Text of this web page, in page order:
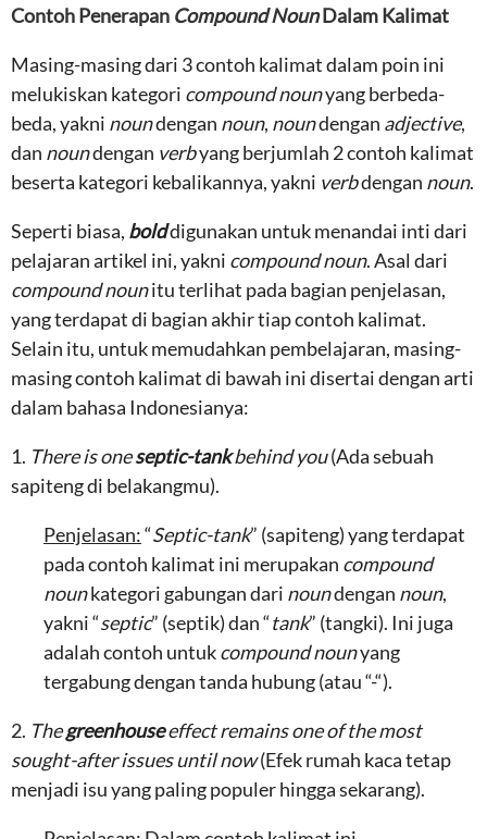
Contoh Penerapan Compound NounDalam Kalimat
Masing-masing dari 3 contoh kalimat dalam poin ini
melukiskan kategori compound nounyang berbeda-
beda, yakni noundengan noun, noundengan adjective,
dan noundengan verbyang berjumlah 2 contoh kalimat
beserta kategori kebalikannya, yakni verbdengan noun.
Seperti biasa, bolddigunakan untuk menandai inti dari
pelajaran artikel ini, yakni compound noun. Asal dari
compound nounitu terlihat pada bagian penjelasan,
yang terdapat di bagian akhir tiap contoh kalimat.
Selain itu, untuk memudahkan pembelajaran, masing-
masing contoh kalimat di bawah ini disertai dengan arti
dalam bahasa Indonesianya:
1. There is oneseptic-tankbehind you(Ada sebuah
sapiteng di belakangmu).
Penjelasan:“Septic-tank” (sapiteng) yang terdapat
pada contoh kalimat ini merupakan compound
nounkategori gabungan dari noundengan noun,
yakni “septic” (septik) dan “tank” (tangki). Ini juga
adalah contoh untukcompound nounyang
tergabung dengan tanda hubung (atau “-“).
2. Thegreenhouseeffect remains one of the most
sought-after issues until now(Efek rumah kaca tetap
menjadi isu yang paling populer hingga sekarang).